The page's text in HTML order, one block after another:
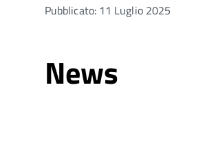
Pubblicato: 11 Luglio 2025
News